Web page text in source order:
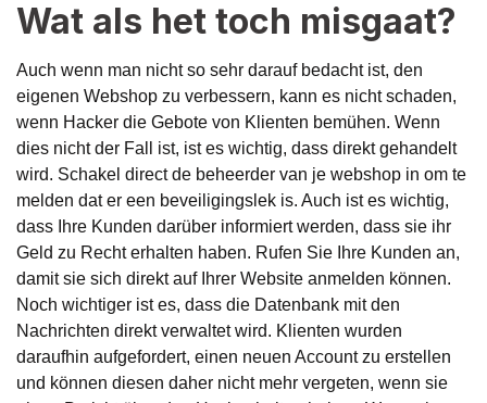
Wat als het toch misgaat?
Auch wenn man nicht so sehr darauf bedacht ist, den
eigenen Webshop zu verbessern, kann es nicht schaden,
wenn Hacker die Gebote von Klienten bemühen. Wenn
dies nicht der Fall ist, ist es wichtig, dass direkt gehandelt
wird. Schakel direct de beheerder van je webshop in om te
melden dat er een beveiligingslek is. Auch ist es wichtig,
dass Ihre Kunden darüber informiert werden, dass sie ihr
Geld zu Recht erhalten haben. Rufen Sie Ihre Kunden an,
damit sie sich direkt auf Ihrer Website anmelden können.
Noch wichtiger ist es, dass die Datenbank mit den
Nachrichten direkt verwaltet wird. Klienten wurden
daraufhin aufgefordert, einen neuen Account zu erstellen
und können diesen daher nicht mehr vergeten, wenn sie